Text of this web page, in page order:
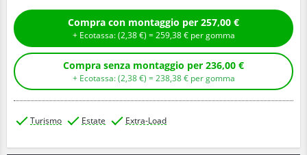
Compra con montaggio per 257,00 €
+ Ecotassa: (2,38€ ) =259,38€ per gomma
Compra senza montaggio per 236,00 €
+ Ecotassa: (2,38€ ) =238,38€ per gomma
Turismo Estate Extra-Load